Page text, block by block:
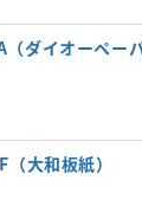
（ダイオーペー
大和板紙）